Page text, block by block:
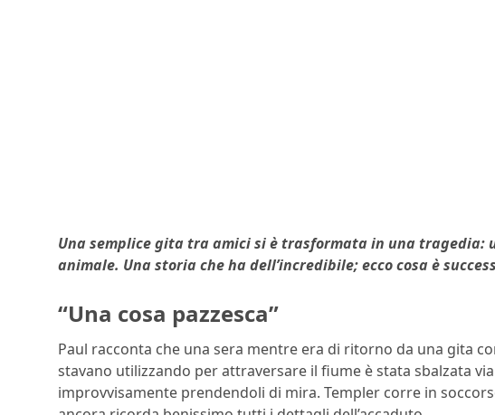
Una semplice gita tra amici si è trasformata in una tragedia:
animale. Una storia che ha dell’incredibile; ecco cosa è
“Una cosa pazzesca”
Paul racconta che una sera mentre era di ritorno da una gita
stavano utilizzando per attraversare il fiume è stata sbalzata
improvvisamente prendendoli di mira. Templer corre in